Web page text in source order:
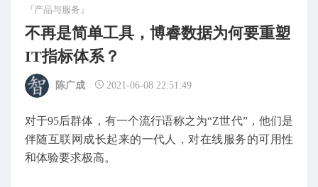
『产品与服务』
不再是简单工具，博睿数据为何要重塑
IT指标体系？
陈广成 2021-06-08 22:51:49
对于95后群体，有一个流行语称之为“Z世代”，他们是
伴随互联网成长起来的一代人，对在线服务的可用性
和体验要求极高。